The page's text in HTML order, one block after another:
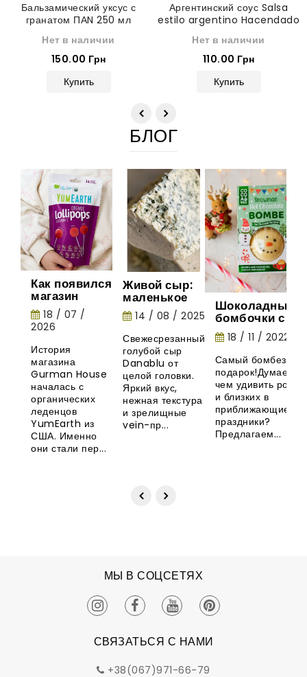
Бальзамический уксус с
гранатом ПАN 250 мл
Нет в наличии
150.00 Грн
Купить
Аргентинский соус Salsa
estilo argentino Hacendado
Нет в наличии
110.00 Грн
Купить
БЛОГ
Как появился
магазин
Gurman
House:
история
органических
леденцов
YumEarth
18 / 07 /
2026
История
магазина
Gurman House
началась с
органических
леденцов
YumEarth из
США. Именно
они стали пер...
Живой сыр:
маленькое
шоу природы
14 / 08 / 2025
Свежесрезанный
голубой сыр
Danablu от
целой головки.
Яркий вкус,
нежная текстура
и зрелищные
vein-пр...
Шоколадные
бомбочки с
маршмеллоу -
необычная
новинка из
18 / 11 / 2022
Самый бомбезный
подарок!Думаете,
чем удивить
и близких в
приближающиеся
праздники?
Предлагаем...
МЫ В СОЦСЕТЯХ
СВЯЗАТЬСЯ С НАМИ
+38(067)971-66-79